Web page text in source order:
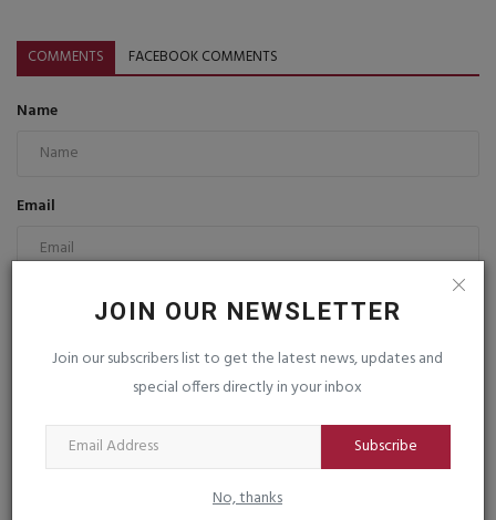
JOIN OUR NEWSLETTER
Join our subscribers list to get the latest news, updates and
special offers directly in your inbox
Subscribe
No, thanks
COMMENTS FACEBOOK COMMENTS
Name
Email
Post Comment